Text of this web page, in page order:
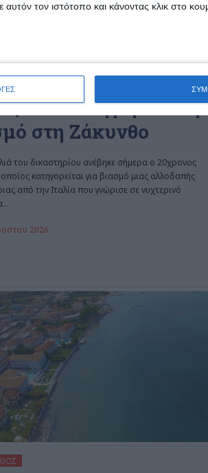
αυτόν τον ιστότοπο και κάνοντας κλικ στο
με
όρους ο
που κατηγορείται
στη Ζάκυνθο
του δικαστηρίου ανέβηκε σήμερα ο 20χρονος
κατηγορείται για βιασμό μιας αλλοδαπής
από την Ιταλία που γνώρισε σε νυχτερινό
…
2026